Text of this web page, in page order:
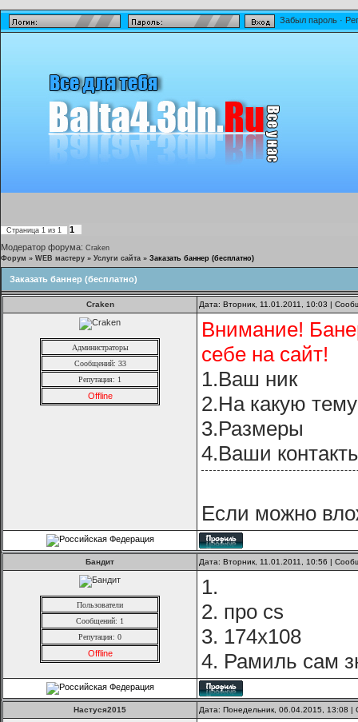
Забыл пароль ·
Страница 1 из 1
1
Модератор форума: Craken
Форум » WEB мастеру » Услуги сайта » Заказать баннер (бесплатно)
Заказать баннер (бесплатно)
Craken Дата: Вторник, 11.01.2011, 10:03 |
Администраторы
Сообщений: 33
Репутация: 1
Offline
Внимание!
себе на сайт!
1.Ваш ник
2.На какую тему
3.Размеры
4.Ваши
Если можно
Бандит Дата: Вторник, 11.01.2011, 10:56 |
Пользователи
Сообщений: 1
Репутация: 0
Offline
1.
2. про cs
3. 174х108
4. Рамиль сам
Настуся2015 Дата: Понедельник, 06.04.2015, 13:08